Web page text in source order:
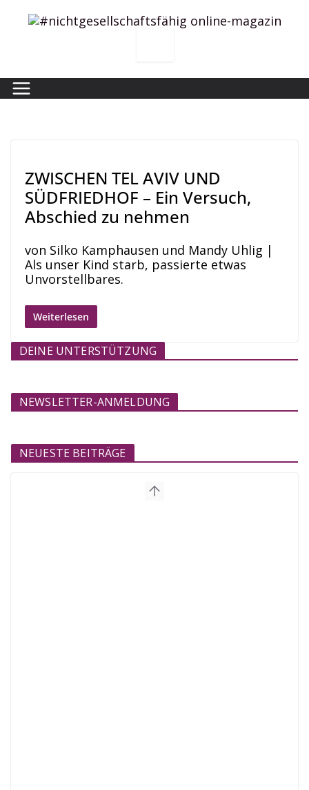
Inhalt
ZWISCHEN TEL AVIV UND
SÜDFRIEDHOF – Ein Versuch,
Abschied zu nehmen
von Silko Kamphausen und Mandy Uhlig |
Als unser Kind starb, passierte etwas
Unvorstellbares.
Weiterlesen
DEINE UNTERSTÜTZUNG
NEWSLETTER-ANMELDUNG
NEUESTE BEITRÄGE